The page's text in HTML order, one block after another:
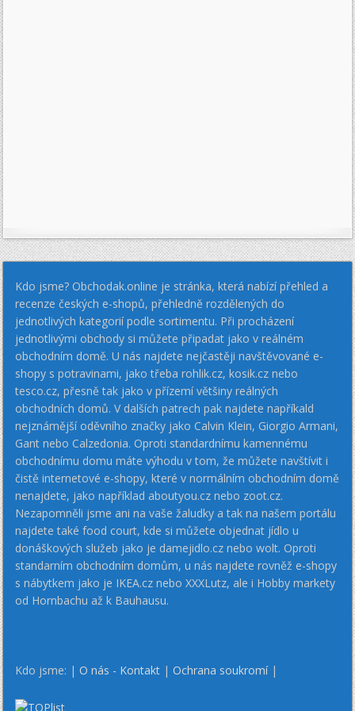
Kdo jsme? Obchodak.online je stránka, která nabízí přehled a
recenze českých e-shopů, přehledně rozdělených do
jednotlivých kategorií podle sortimentu. Při procházení
jednotlivými obchody si můžete připadat jako v reálném
obchodním domě. U nás najdete nejčastěji navštěvované e-
shopy s potravinami, jako třeba rohlik.cz, kosik.cz nebo
tesco.cz, přesně tak jako v přízemí většiny reálných
obchodních domů. V dalších patrech pak najdete napříkald
nejznámější oděvního značky jako Calvin Klein, Giorgio Armani,
Gant nebo Calzedonia. Oproti standardnímu kamennému
obchodnímu domu máte výhodu v tom, že můžete navštívit i
čistě internetové e-shopy, které v normálním obchodním domě
nenajdete, jako například aboutyou.cz nebo zoot.cz.
Nezapomněli jsme ani na vaše žaludky a tak na našem portálu
najdete také food court, kde si můžete objednat jídlo u
donáškových služeb jako je damejidlo.cz nebo wolt. Oproti
standarním obchodním domům, u nás najdete rovněž e-shopy
s nábytkem jako je IKEA.cz nebo XXXLutz, ale i Hobby markety
od Hornbachu až k Bauhausu.
Kdo jsme: |O nás - Kontakt |Ochrana soukromí|